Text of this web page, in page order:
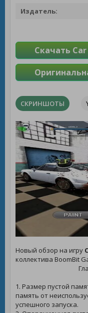
Издатель:
Скачать
СКРИНШОТЫ
Новый обзор на игру
коллектива BoomBit
1. Размер пустой
память от
успешного запуска.